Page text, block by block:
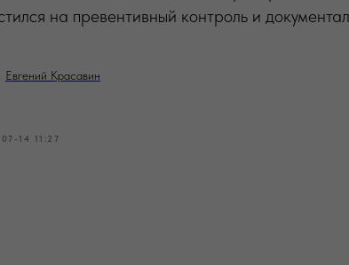
на превентивный контроль и
Евгений Красавин
14 11:27